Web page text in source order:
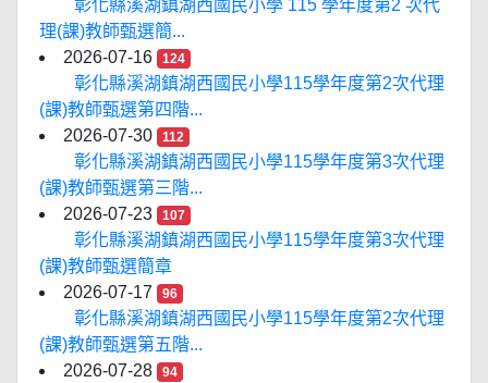
彰化縣溪湖鎮湖西國民小學 115 學年度第2 次代
理(課)教師甄選簡...
2026-07-16
124
彰化縣溪湖鎮湖西國民小學115學年度第2次代理
(課)教師甄選第四階...
2026-07-30
112
彰化縣溪湖鎮湖西國民小學115學年度第3次代理
(課)教師甄選第三階...
2026-07-23
107
彰化縣溪湖鎮湖西國民小學115學年度第3次代理
(課)教師甄選簡章
2026-07-17
96
彰化縣溪湖鎮湖西國民小學115學年度第2次代理
(課)教師甄選第五階...
2026-07-28
94